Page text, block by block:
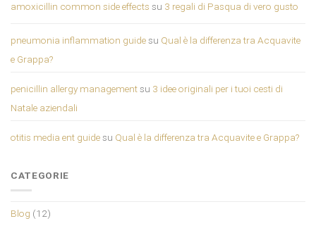
amoxicillin common side effects su 3 regali di Pasqua di vero gusto
pneumonia inflammation guidesu Qual è la differenza tra Acquavite
e Grappa?
penicillin allergy managementsu 3 idee originali per i tuoi cesti di
Natale aziendali
otitis media ent guidesu Qual è la differenza tra Acquavite e Grappa?
CATEGORIE
Blog (12)